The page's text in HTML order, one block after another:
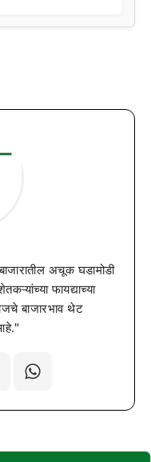
अचूक घडामोडी
फायद्याच्या
बाजारभाव थेट